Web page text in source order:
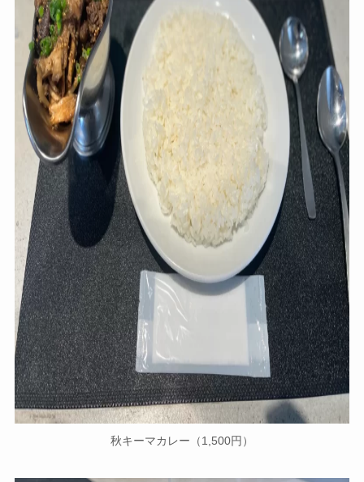
秋キーマカレー（1,500円）